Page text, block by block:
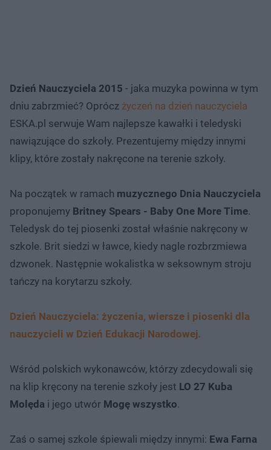
Dzień Nauczyciela 2015 - jaka muzyka powinna w tym
dniu zabrzmieć? Oprócz życzeń na dzień nauczyciela
ESKA.pl serwuje Wam najlepsze kawałki i teledyski
nawiązujące do szkoły. Prezentujemy między innymi
klipy, które zostały nakręcone na terenie szkoły.
Na początek w ramach muzycznego Dnia Nauczyciela
proponujemy Britney Spears - Baby One More Time.
Teledysk do tej piosenki został właśnie nakręcony w
szkole. Brit siedzi w ławce, kiedy nagle rozbrzmiewa
dzwonek. Następnie wokalistka w seksownym stroju
tańczy na korytarzu szkoły.
Dzień Nauczyciela: życzenia, wiersze i piosenki dla
nauczycieli w Dzień Edukacji Narodowej.
Wśród polskich wykonawców, którzy zdecydowali się
na klip kręcony na terenie szkoły jest LO 27 Kuba
Molęda i jego utwór Mogę wszystko.
Zaś o samej szkole śpiewali między innymi: Ewa Farna